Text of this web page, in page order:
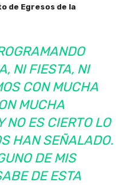
de Egresos de la
NI FIESTA, NI
CON MUCHA
MUCHA
NO ES CIERTO LO
HAN SEÑALADO.
DE MIS
DE ESTA